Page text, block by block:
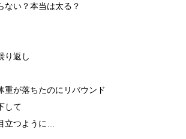
ない？本当は太る？
り返し
重が落ちたのにリバウンド
して
立つように…